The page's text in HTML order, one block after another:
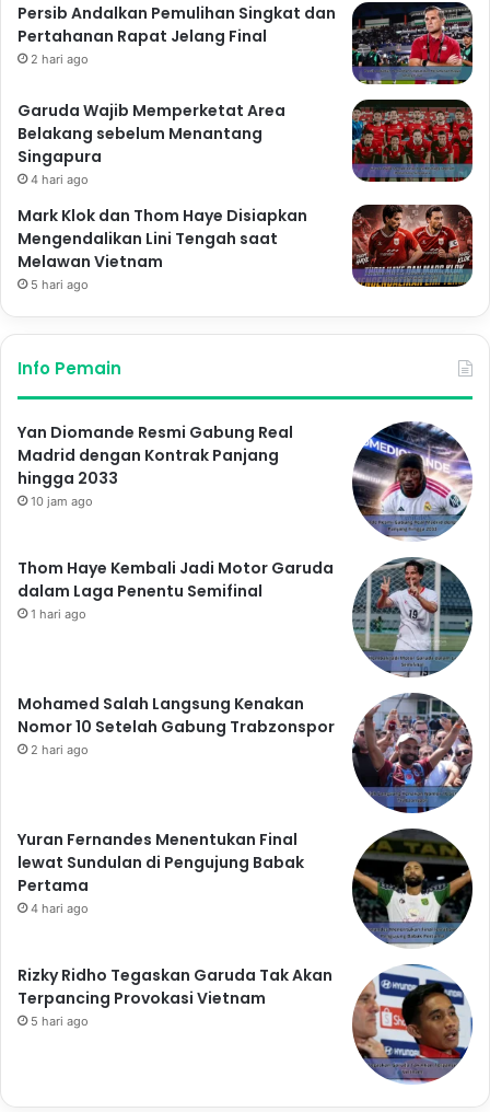
Persib Andalkan Pemulihan Singkat dan
Pertahanan Rapat Jelang Final
2 hari ago
Garuda Wajib Memperketat Area
Belakang sebelum Menantang
Singapura
4 hari ago
Mark Klok dan Thom Haye Disiapkan
Mengendalikan Lini Tengah saat
Melawan Vietnam
5 hari ago
Info Pemain
Yan Diomande Resmi Gabung Real
Madrid dengan Kontrak Panjang
hingga 2033
10 jam ago
Thom Haye Kembali Jadi Motor Garuda
dalam Laga Penentu Semifinal
1 hari ago
Mohamed Salah Langsung Kenakan
Nomor 10 Setelah Gabung Trabzonspor
2 hari ago
Yuran Fernandes Menentukan Final
lewat Sundulan di Pengujung Babak
Pertama
4 hari ago
Rizky Ridho Tegaskan Garuda Tak Akan
Terpancing Provokasi Vietnam
5 hari ago